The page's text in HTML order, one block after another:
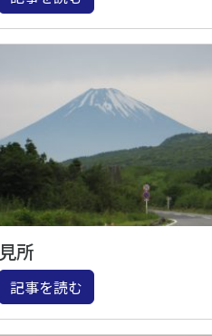
見所
記事を読む